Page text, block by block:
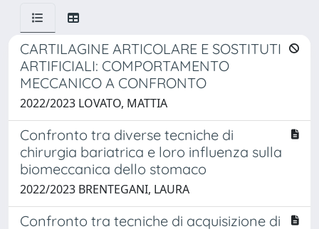
CARTILAGINE ARTICOLARE E SOSTITUTI
ARTIFICIALI: COMPORTAMENTO
MECCANICO A CONFRONTO
2022/2023 LOVATO, MATTIA
Confronto tra diverse tecniche di
chirurgia bariatrica e loro influenza sulla
biomeccanica dello stomaco
2022/2023 BRENTEGANI, LAURA
Confronto tra tecniche di acquisizione di